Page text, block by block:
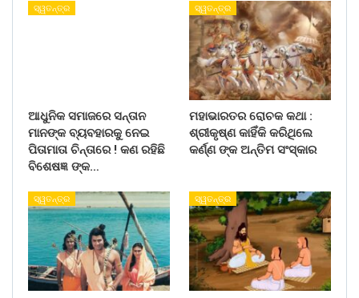
ସ୍ୱତନ୍ତ୍ର
ଆଧୁନିକ ସମାଜରେ ସନ୍ତାନ
ମାନଙ୍କ ବ୍ୟବହାରକୁ ନେଇ
ପିତାମାତା ଚିନ୍ତାରେ ! କଣ ରହିଛି
ବିଶେଷଜ୍ଞ ଙ୍କ…
ସ୍ୱତନ୍ତ୍ର
ମହାଭାରତର ରୋଚକ କଥା :
ଶ୍ରୀକୃଷ୍ଣ କାହିଁକି କରିଥିଲେ
କର୍ଣ୍ଣ ଙ୍କ ଅନ୍ତିମ ସଂସ୍କାର
ସ୍ୱତନ୍ତ୍ର ସ୍ୱତନ୍ତ୍ର